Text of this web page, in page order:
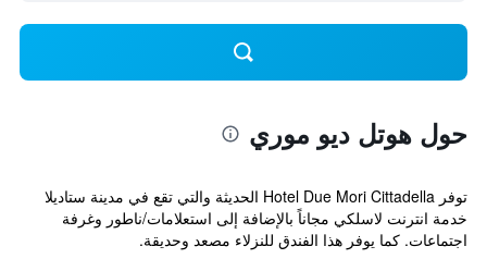
حول هوتل ديو موري
توفر Hotel Due Mori Cittadella الحديثة والتي تقع في مدينة ستاديلا
خدمة انترنت لاسلكي مجاناً بالإضافة إلى استعلامات/ناطور وغرفة
اجتماعات. كما يوفر هذا الفندق للنزلاء مصعد وحديقة.